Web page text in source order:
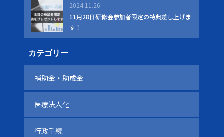
2024.11.26
11月28日研修会参加者限定の特典差し上げま
す！
カテゴリー
補助金・助成金
医療法人化
行政手続